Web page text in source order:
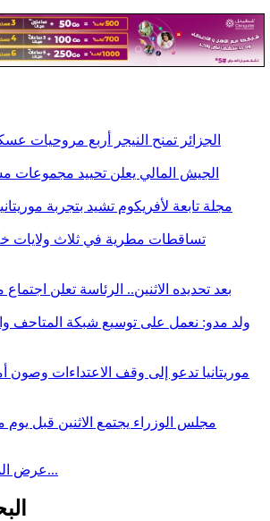
الجزائر تمنح النيجر أربع مروحيات
الجيش المالي يعلن تحييد
مجلة تابعة لأفريكوم تشيد بتجربة
تساقطات مطرية في ثلاث ولايات
بعد تحديده الاثنين.. الرئاسة تعلن
ولد مدو: نعمل على توسيع شبكة المتاحف
موريتانيا تدعو إلى وقف الاعتداءات
مجلس الوزراء يجتمع الاثنين قبل
عرض المزيد من الأخبار...